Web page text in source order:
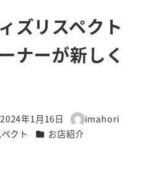
ズリスペクト
ナーが新しく
日
2024年1月16日
著
者
imahori
クト カテゴリー
お店紹介